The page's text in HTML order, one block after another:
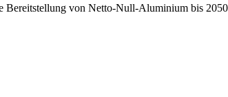
von Netto-Null-Aluminium bis